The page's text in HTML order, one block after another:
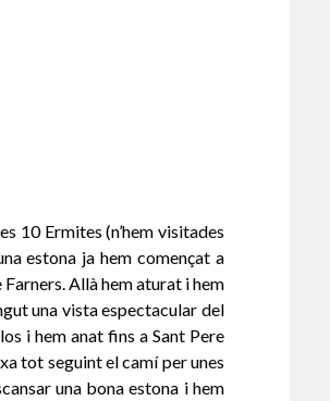
10 Ermites (n’hem visitades
estona ja hem començat a
Allà hem aturat i hem
una vista espectacular del
i hem anat fins a Sant Pere
tot seguint el camí per unes
una bona estona i hem